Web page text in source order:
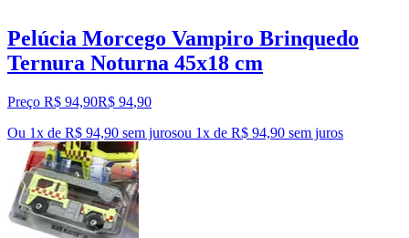
Pelúcia Morcego Vampiro Brinquedo
Ternura Noturna 45x18 cm
Preço R$ 94,90R$ 94,90
Ou 1x de R$ 94,90 sem jurosou 1x de R$ 94,90 sem juros